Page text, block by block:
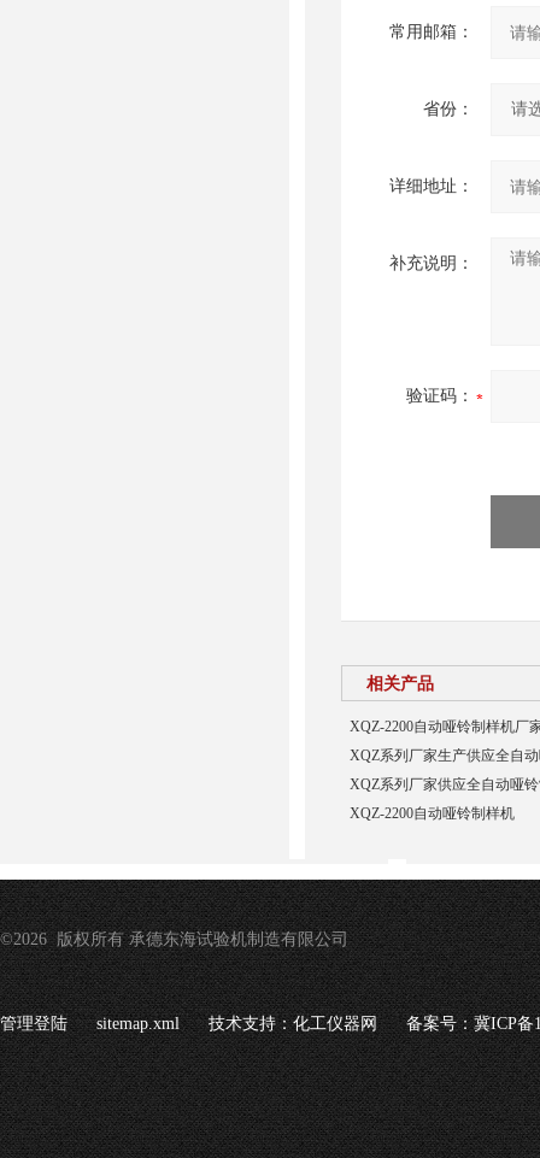
常用邮箱：
省份：
详细地址：
补充说明：
验证码：
相关产品
XQZ-2200自动哑铃制样机厂
XQZ系列厂家生产供应全自
XQZ系列厂家供应全自动哑
XQZ-2200自动哑铃制样机
©2026 版权所有 承德东海试验机制造有限公司
管理登陆 sitemap.xml 技术支持：化工仪器网 备案号：冀ICP备